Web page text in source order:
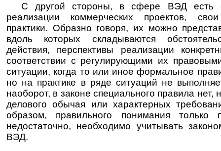
С другой стороны, в сфере ВЭД есть
реализации коммерческих проектов,
практики. Образно говоря, их можно
вдоль которых складываются
действия, перспективы реализации
соответствии с регулирующими их
ситуации, когда то или иное формальное
но на практике в ряде ситуаций не
наоборот, в законе специального правила нет,
делового обычая или характерных
образом, правильного понимания
недостаточно, необходимо учитывать
ВЭД.